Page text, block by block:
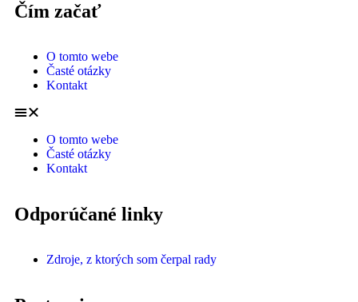
Čím začať
O tomto webe
Časté otázky
Kontakt
O tomto webe
Časté otázky
Kontakt
Odporúčané linky
Zdroje, z ktorých som čerpal rady